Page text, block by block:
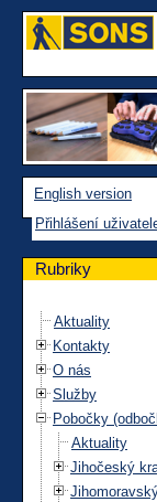
English version
Přihlášení
Rubriky
Aktuality
Kontakty
O nás
Služby
Pobočky
Aktuality
Jihočeský